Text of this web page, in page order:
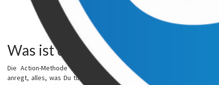
Inhalt
Was ist die Action-Methode?
Die Action-Methode ist eine Produktivitätstechnik, die Dich dazu
anregt, alles, was Du tust, als Projekt zu betrachten. Dies kann das